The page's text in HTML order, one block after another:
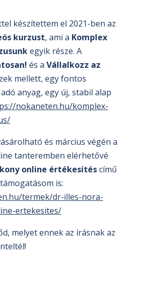
készítettem el 2021-ben az
kurzust, ami a Komplex
egyik része. A
és a Vállalkozz az
mellett, egy fontos
anyag, egy új, stabil alap
nokaneten.hu/komplex-
és március végén a
tanteremben elérhetővé
online értékesítéscímű
is:
termek/dr-illes-nora-
ertekesites/
melyet ennek az írásnak az